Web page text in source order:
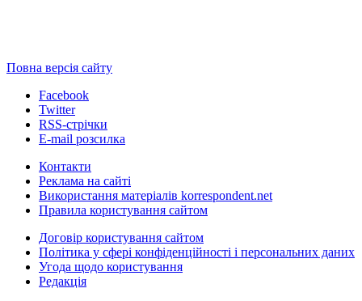
Повна версія сайту
Facebook
Twitter
RSS-стрічки
E-mail розсилка
Контакти
Реклама на сайті
Використання матеріалів korrespondent.net
Правила користування сайтом
Договір користування сайтом
Політика у сфері конфіденційності і персональних даних
Угода щодо користування
Редакція